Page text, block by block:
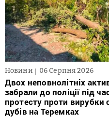
Новини 06 Серпня 2026
Двох неповнолітніх
забрали до поліції під
протесту проти вирубки
дубів на Теремках